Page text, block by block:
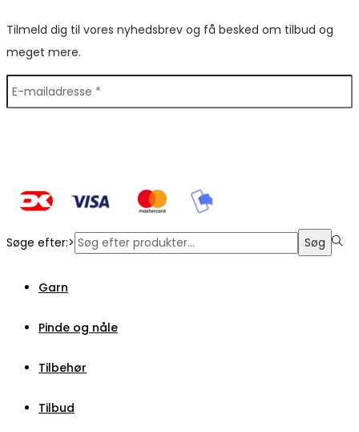
Tilmeld dig til vores nyhedsbrev og få besked om tilbud og
meget mere.
Søge efter:> Søg
Garn
Pinde og nåle
Tilbehør
Tilbud